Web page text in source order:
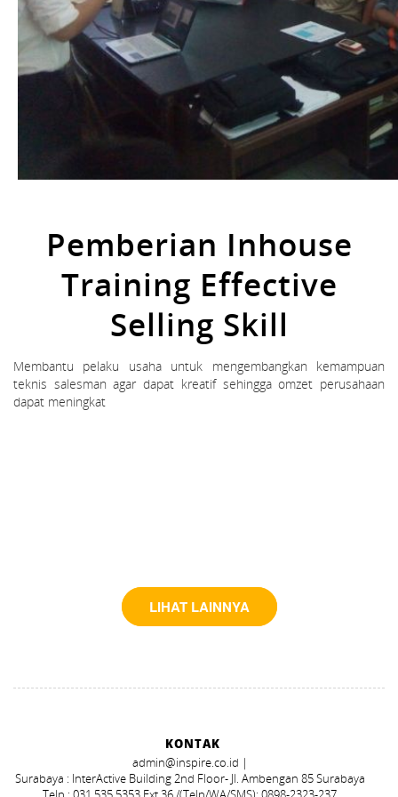
Pemberian Inhouse
Training Effective
Selling Skill
Membantu pelaku usaha untuk mengembangkan kemampuan
teknis salesman agar dapat kreatif sehingga omzet perusahaan
dapat meningkat
LIHAT LAINNYA
KONTAK
admin@inspire.co.id |
Surabaya : InterActive Building 2nd Floor- Jl. Ambengan 85 Surabaya